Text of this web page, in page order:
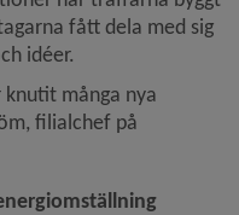
fått dela med sig
idéer.
många nya
filialchef på